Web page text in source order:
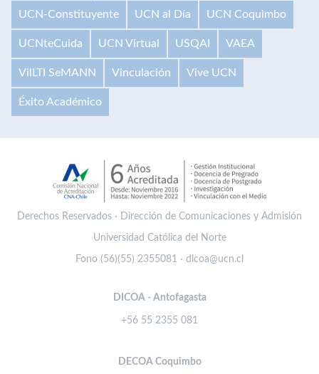
UCN-Constituyente UCN al Día UCN Coquimbo
UCNteCuida UCN Virtual USQAI VAEA
VilLTI SeMANN Vinculación Vive UCN
Éxito Académico
Derechos Reservados · Dirección de Comunicaciones y Admisión
Universidad Católica del Norte
Fono (56)(55) 2355081 · dicoa@ucn.cl
DICOA - Antofagasta
+56 55 2355 081
DECOA Coquimbo